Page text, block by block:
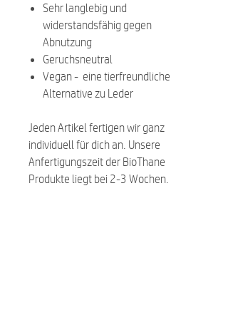
Sehr langlebig und
widerstandsfähig gegen
Abnutzung
Geruchsneutral
Vegan - eine tierfreundliche
Alternative zu Leder
Jeden Artikel fertigen wir ganz
individuell für dich an. Unsere
Anfertigungszeit der BioThane
Produkte liegt bei 2-3 Wochen.